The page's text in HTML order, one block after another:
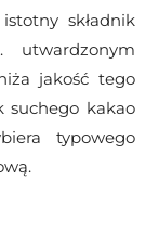
składnik
utwardzonym
jakość tego
suchego kakao
typowego